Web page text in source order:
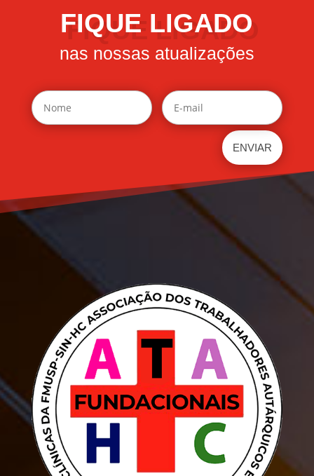
FIQUE LIGADO
nas nossas atualizações